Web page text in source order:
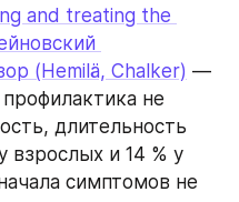
and treating the
(Hemilä, Chalker) —
не
длительность
взрослых и 14 % у
симптомов не